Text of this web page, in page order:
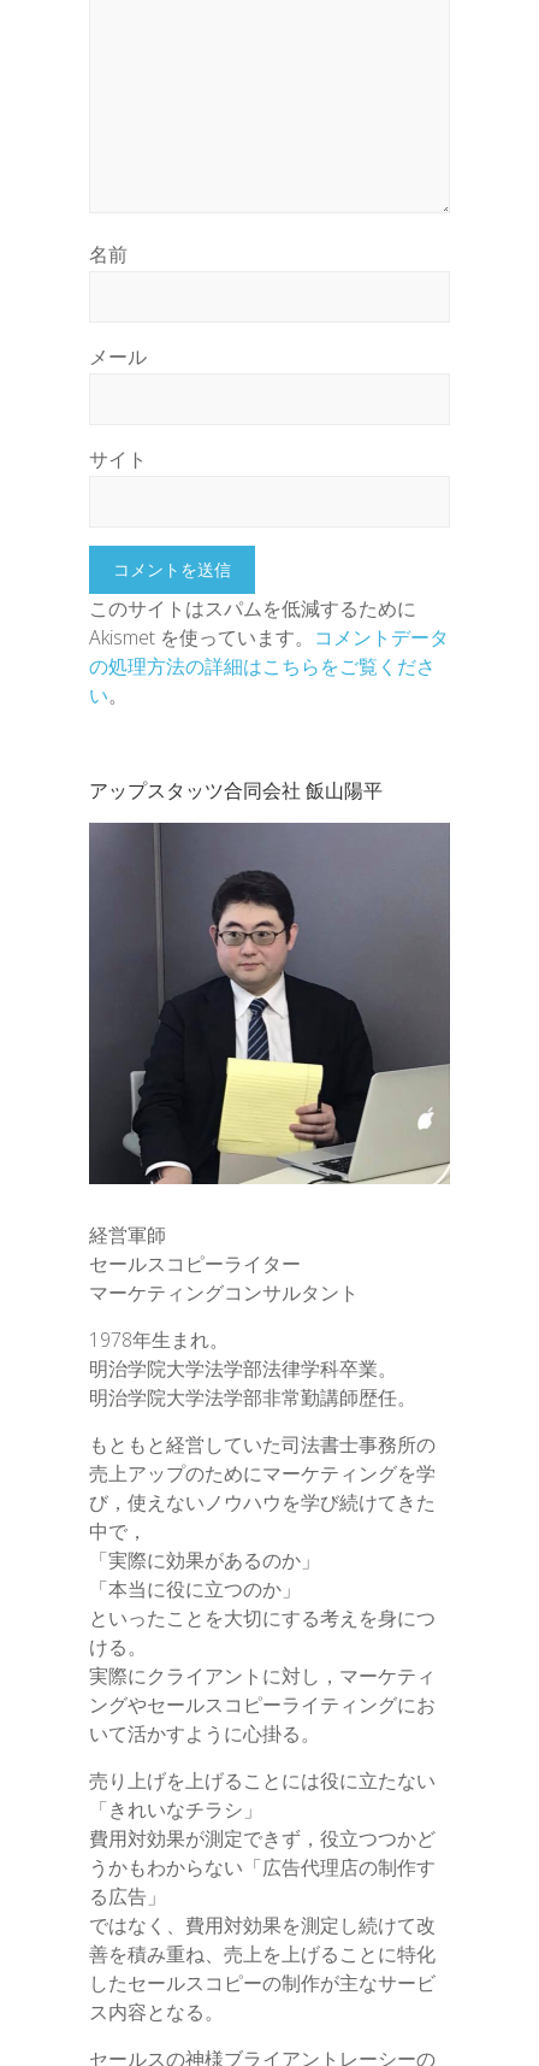
名前
メール
サイト
このサイトはスパムを低減するために
Akismet を使っています。 コメントデータ
の処理方法の詳細はこちらをご覧くださ
い。
アップスタッツ合同会社 飯山陽平
経営軍師
セールスコピーライター
マーケティングコンサルタント
1978年生まれ。
明治学院大学法学部法律学科卒業。
明治学院大学法学部非常勤講師歴任。
もともと経営していた司法書士事務所の
売上アップのためにマーケティングを学
び，使えないノウハウを学び続けてきた
中で，
「実際に効果があるのか」
「本当に役に立つのか」
といったことを大切にする考えを身につ
ける。
実際にクライアントに対し，マーケティ
ングやセールスコピーライティングにお
いて活かすように心掛る。
売り上げを上げることには役に立たない
「きれいなチラシ」
費用対効果が測定できず，役立つつかど
うかもわからない「広告代理店の制作す
る広告」
ではなく、費用対効果を測定し続けて改
善を積み重ね、売上を上げることに特化
したセールスコピーの制作が主なサービ
ス内容となる。
セールスの神様ブライアントレーシーの